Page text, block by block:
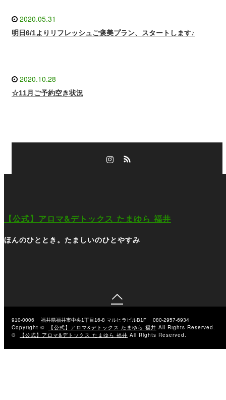
2020.05.31
明日6/1よりリフレッシュご褒美プラン、スタートします♪
2020.10.28
☆11月ご予約空き状況
【公式】アロマ&デトックス たまゆら 福井
ほんのひととき。たましいのひとやすみ

910-0006 福井県福井市中央1丁目16-8 マルヒラビルB1F 080-2957-6934
Copyright © 【公式】アロマ&デトックス たまゆら 福井 All Rights Reserved.
©
【公式】アロマ&デトックス たまゆら 福井 All Rights Reserved.